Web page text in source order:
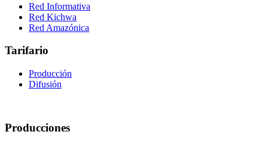
Red Informativa
Red Kichwa
Red Amazónica
Tarifario
Producción
Difusión
Producciones